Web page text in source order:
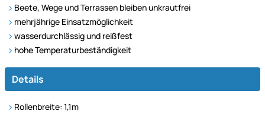
Beete, Wege und Terrassen bleiben unkrautfrei
mehrjährige Einsatzmöglichkeit
wasserdurchlässig und reißfest
hohe Temperaturbeständigkeit
Details
Rollenbreite: 1,1m